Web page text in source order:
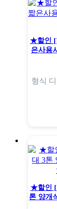
★할인 [
은사용
형식
★할인 [
톤 양개